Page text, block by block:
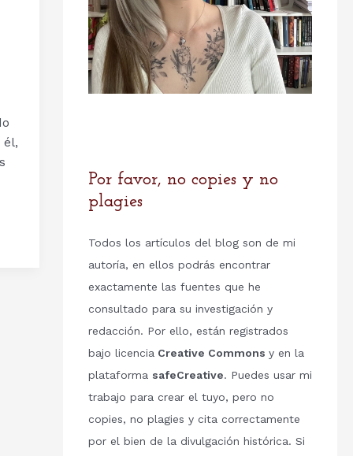
él,
Por favor, no copies y no
plagies
Todos los artículos del blog son de mi
autoría, en ellos podrás encontrar
exactamente las fuentes que he
consultado para su investigación y
redacción. Por ello, están registrados
bajo licencia Creative Commons y en la
plataforma safeCreative. Puedes usar mi
trabajo para crear el tuyo, pero no
copies, no plagies y cita correctamente
por el bien de la divulgación histórica. Si